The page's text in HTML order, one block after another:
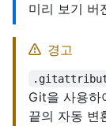
미리 보기 버
경고
Git을 사용하
끝의 자동 변